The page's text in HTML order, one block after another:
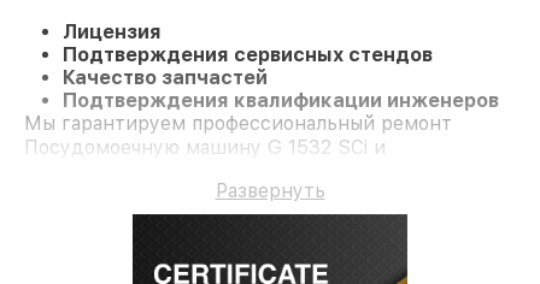
Лицензия
Подтверждения сервисных стендов
Качество запчастей
Подтверждения квалификации инженеров
Мы гарантируем профессиональный ремонт
Посудомоечную машину G 1532 SCi и
Развернуть